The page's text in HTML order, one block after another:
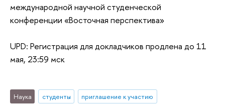
международной научной студенческой
конференции «Восточная перспектива»
UPD: Регистрация для докладчиков продлена до 11
мая, 23:59 мск
Наука студенты приглашение к участию